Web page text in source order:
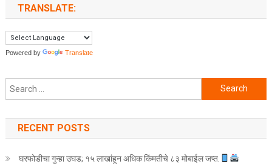
TRANSLATE:
Powered by Translate
Search for:
RECENT POSTS
घरफोडीचा गुन्हा उघड; १५ लाखांहून अधिक किंमतीचे ८३ मोबाईल जप्त.